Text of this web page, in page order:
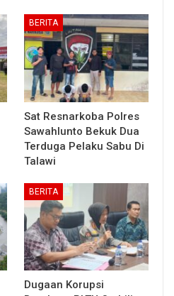
BERITA
Sat Resnarkoba Polres
Sawahlunto Bekuk Dua
Terduga Pelaku Sabu Di
Talawi
BERITA
Dugaan Korupsi